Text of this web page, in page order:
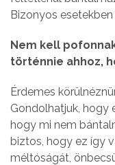
Bizonyos
Nem kell
történnie ahhoz,
Érdemes
Gondolhatjuk, hogy
hogy mi nem
biztos, hogy ez így
méltóságát,